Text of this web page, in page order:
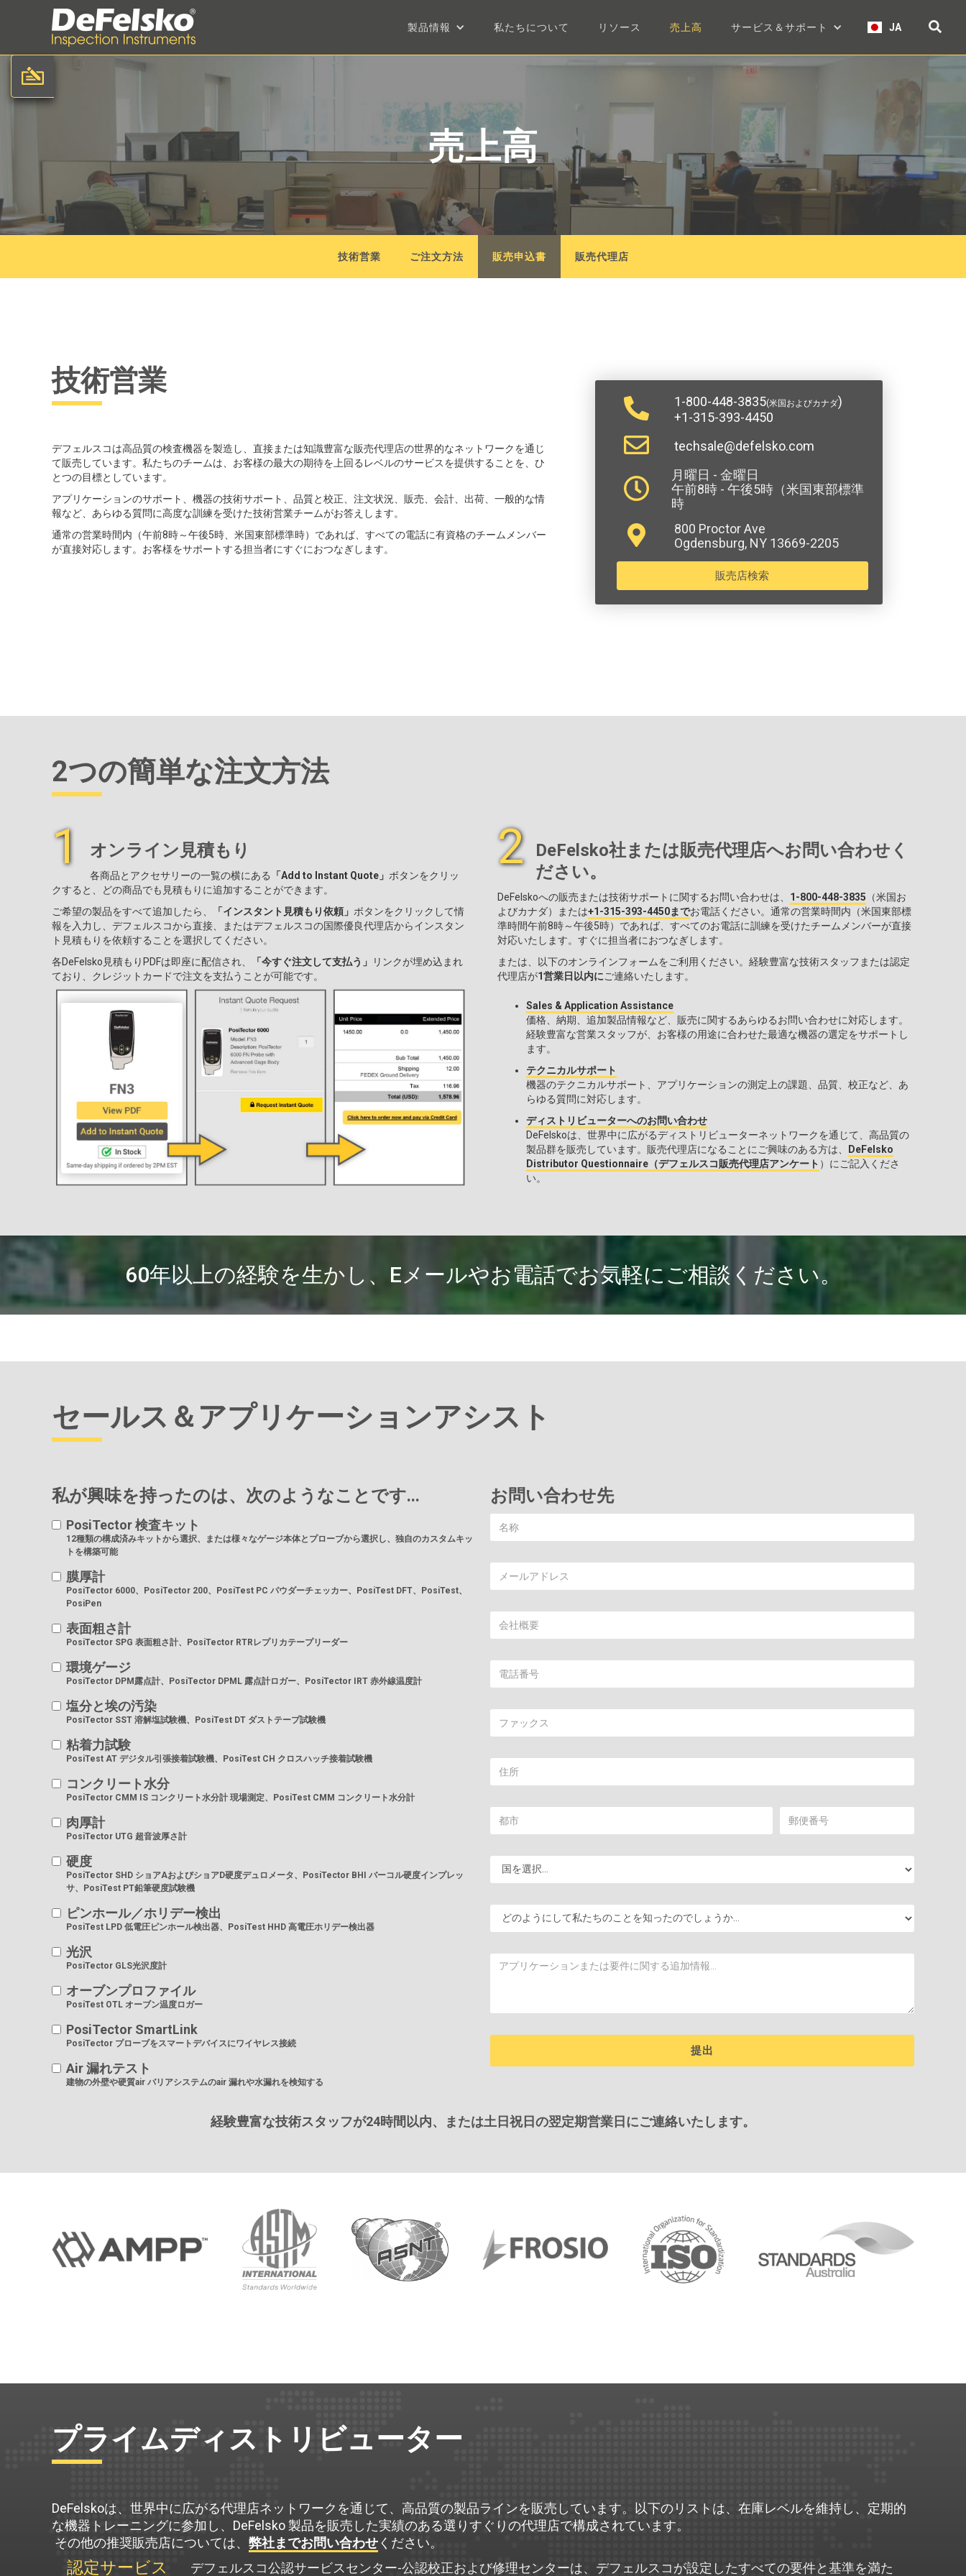
製品情報 私たちについて リソース 売上高 サービス＆サポート JA
売上高
技術営業 ご注文方法 販売申込書 販売代理店
技術営業
デフェルスコは高品質の検査機器を製造し、直接または知識豊富な販売代理店の世界的なネットワークを通じ
て販売しています。私たちのチームは、お客様の最大の期待を上回るレベルのサービスを提供することを、ひ
とつの目標としています。
アプリケーションのサポート、機器の技術サポート、品質と校正、注文状況、販売、会計、出荷、一般的な情
報など、あらゆる質問に高度な訓練を受けた技術営業チームがお答えします。
通常の営業時間内（午前8時～午後5時、米国東部標準時）であれば、すべての電話に有資格のチームメンバー
が直接対応します。お客様をサポートする担当者にすぐにおつなぎします。
1-800-448-3835(米国およびカナダ)
+1-315-393-4450
techsale@defelsko.com
月曜日 - 金曜日
午前8時 - 午後5時（米国東部標準
時
800 Proctor Ave
Ogdensburg, NY 13669-2205
販売店検索
2つの簡単な注文方法
1 オンライン見積もり
各商品とアクセサリーの一覧の横にある 「Add to Instant Quote」 ボタンをクリッ
クすると、どの商品でも見積もりに追加することができます。
ご希望の製品をすべて追加したら、
「インスタント見積もり依頼」 ボタンをクリックして情
報を入力し、デフェルスコから直接、またはデフェルスコの国際優良代理店からインスタン
ト見積もりを依頼することを選択してください。
各DeFelsko見積もりPDFは即座に配信され、
「今すぐ注文して支払う」
リンクが埋め込まれ
ており、クレジットカードで注文を支払うことが可能です。
2
DeFelsko社または販売代理店へお問い合わせく
ださい。
DeFelskoへの販売または技術サポートに関するお問い合わせは、 1-800-448-3835 （米国お
よびカナダ）または+1-315-393-4450までお電話ください。通常の営業時間内（米国東部標
準時間午前8時～午後5時）であれば、すべてのお電話に訓練を受けたチームメンバーが直接
対応いたします。すぐに担当者におつなぎします。
または、以下のオンラインフォームをご利用ください。経験豊富な技術スタッフまたは認定
代理店が1営業日以内にご連絡いたします。
Sales & Application Assistance
価格、納期、追加製品情報など、販売に関するあらゆるお問い合わせに対応します。
経験豊富な営業スタッフが、お客様の用途に合わせた最適な機器の選定をサポートし
ます。
テクニカルサポート
機器のテクニカルサポート、アプリケーションの測定上の課題、品質、校正など、あ
らゆる質問に対応します。
ディストリビューターへのお問い合わせ
DeFelskoは、世界中に広がるディストリビューターネットワークを通じて、高品質の
製品群を販売しています。販売代理店になることにご興味のある方は、
DeFelsko
Distributor Questionnaire（デフェルスコ販売代理店アンケート ）にご記入くださ
い。
60年以上の経験を生かし、Eメールやお電話でお気軽にご相談ください。
セールス＆アプリケーションアシスト
私が興味を持ったのは、次のようなことです...
PosiTector 検査キット
12種類の構成済みキットから選択、または様々なゲージ本体とプローブから選択し、独自のカスタムキッ
トを構築可能
膜厚計
PosiTector 6000、PosiTector 200、PosiTest PC パウダーチェッカー、PosiTest DFT、PosiTest、
PosiPen
表面粗さ計
PosiTector SPG 表面粗さ計、PosiTector RTRレプリカテープリーダー
環境ゲージ
PosiTector DPM露点計、PosiTector DPML 露点計ロガー、PosiTector IRT 赤外線温度計
塩分と埃の汚染
PosiTector SST 溶解塩試験機、PosiTest DT ダストテープ試験機
粘着力試験
PosiTest AT デジタル引張接着試験機、PosiTest CH クロスハッチ接着試験機
コンクリート水分
PosiTector CMM IS コンクリート水分計 現場測定、PosiTest CMM コンクリート水分計
肉厚計
PosiTector UTG 超音波厚さ計
硬度
PosiTector SHD ショアAおよびショアD硬度デュロメータ、PosiTector BHI バーコル硬度インプレッ
サ、PosiTest PT鉛筆硬度試験機
ピンホール／ホリデー検出
PosiTest LPD 低電圧ピンホール検出器、PosiTest HHD 高電圧ホリデー検出器
光沢
PosiTector GLS光沢度計
オーブンプロファイル
PosiTest OTL オーブン温度ロガー
PosiTector SmartLink
PosiTector プローブをスマートデバイスにワイヤレス接続
Air 漏れテスト
建物の外壁や硬質air バリアシステムのair 漏れや水漏れを検知する
お問い合わせ先
経験豊富な技術スタッフが24時間以内、または土日祝日の翌定期営業日にご連絡いたします。
プライムディストリビューター
DeFelskoは、世界中に広がる代理店ネットワークを通じて、高品質の製品ラインを販売しています。以下のリストは、在庫レベルを維持し、定期的
な機器トレーニングに参加し、DeFelsko 製品を販売した実績のある選りすぐりの代理店で構成されています。
‍ その他の推奨販売店については、 弊社までお問い合わせください。
認定サービス デフェルスコ公認サービスセンター-公認校正および修理センターは、デフェルスコが設定したすべての要件と基準を満た